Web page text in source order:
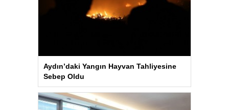
Aydın’daki Yangın Hayvan Tahliyesine
Sebep Oldu